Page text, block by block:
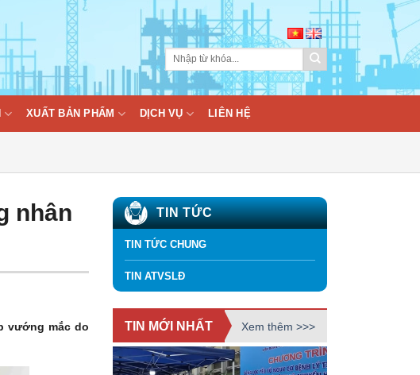
XUẤT BẢN PHẨM DỊCH VỤ LIÊN HỆ
nhân
vướng mắc do
TIN TỨC
TIN TỨC CHUNG
TIN ATVSLĐ
TIN MỚI NHẤT Xem thêm >>>